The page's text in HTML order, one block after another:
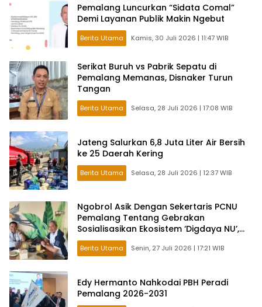
Pemalang Luncurkan “Sidata Comal”
Demi Layanan Publik Makin Ngebut
Berita Utama Kamis, 30 Juli 2026 | 11:47 WIB
Serikat Buruh vs Pabrik Sepatu di
Pemalang Memanas, Disnaker Turun
Tangan
Berita Utama Selasa, 28 Juli 2026 | 17:08 WIB
Jateng Salurkan 6,8 Juta Liter Air Bersih
ke 25 Daerah Kering
Berita Utama Selasa, 28 Juli 2026 | 12:37 WIB
Ngobrol Asik Dengan Sekertaris PCNU
Pemalang Tentang Gebrakan
Sosialisasikan Ekosistem ‘Digdaya NU’,
Padukan Tradisi Kultural dan Digitalisasi
Organisasi Modern
Berita Utama Senin, 27 Juli 2026 | 17:21 WIB
Edy Hermanto Nahkodai PBH Peradi
Pemalang 2026-2031